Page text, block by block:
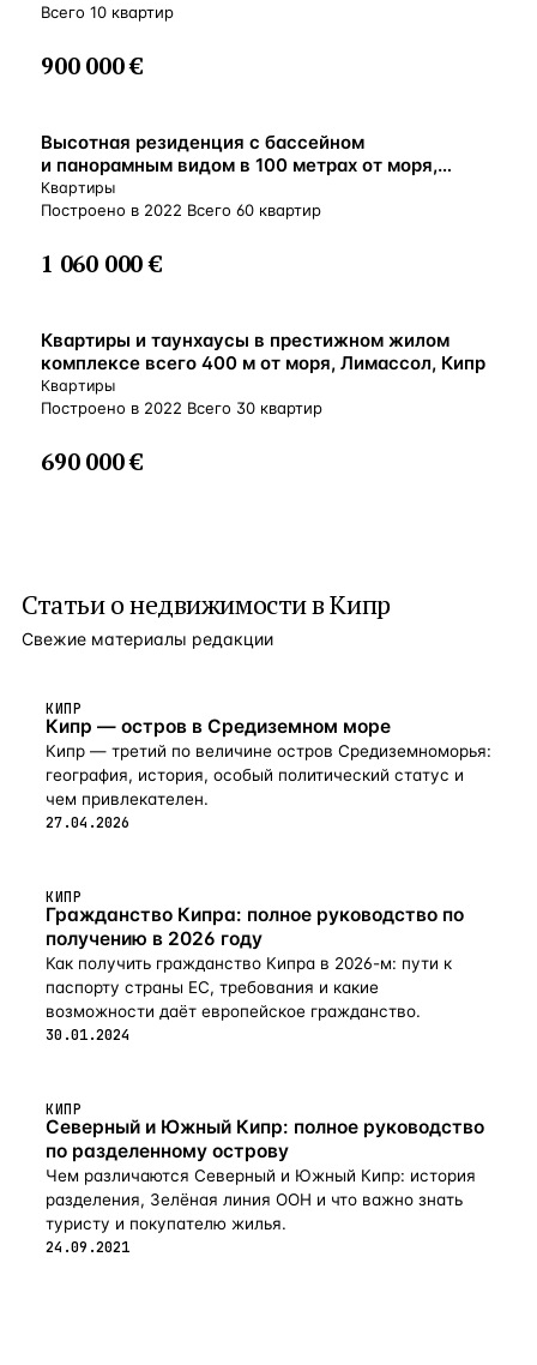
Всего 10 квартир
900 000 €
ВНЖ
Высотная резиденция с бассейном
и панорамным видом в 100 метрах от моря,
Гермасойя, Кипр
Квартиры
Построено в 2022 Всего 60 квартир
1 060 000 €
ВНЖ
Квартиры и таунхаусы в престижном жилом
комплексе всего 400 м от моря, Лимассол, Кипр
Квартиры
Построено в 2022 Всего 30 квартир
690 000 €
Статьи онедвижимости в Кипр
Свежие материалы редакции
КИПР
Кипр — остров в Средиземном море
Кипр — третий по величине остров Средиземноморья:
география, история, особый политический статус и
чем привлекателен.
27.04.2026
КИПР
Гражданство Кипра: полное руководство по
получению в 2026 году
Как получить гражданство Кипра в 2026-м: пути к
паспорту страны ЕС, требования и какие
возможности даёт европейское гражданство.
30.01.2024
КИПР
Северный и Южный Кипр: полное руководство
по разделенному острову
Чем различаются Северный и Южный Кипр: история
разделения, Зелёная линия ООН и что важно знать
туристу и покупателю жилья.
24.09.2021